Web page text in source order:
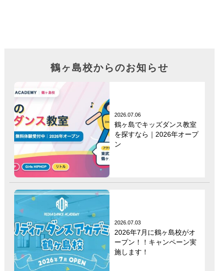
鶴ヶ島校からのお知らせ
2026.07.06
鶴ヶ島でキッズダンス教室
を探すなら｜2026年オープ
ン
2026.07.03
2026年7月に鶴ヶ島校がオ
ープン！！キャンペーン実
施します！